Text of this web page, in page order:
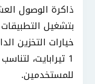
بتشغيل
1 تيرابايت،
للمستخدمين.